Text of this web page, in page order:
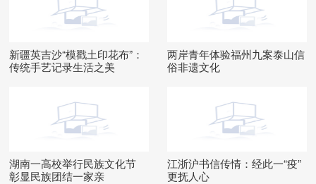
新疆英吉沙“模戳土印花布”：
传统手艺记录生活之美
两岸青年体验福州九案泰山信
俗非遗文化
湖南一高校举行民族文化节
彰显民族团结一家亲
江浙沪书信传情：经此一“疫”
更抚人心